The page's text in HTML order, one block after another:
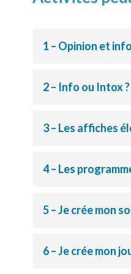
1 – Opinion et
2 – Info ou Intox
3 – Les affiches
4 – Les
5 – Je crée mon
6 – Je crée mon